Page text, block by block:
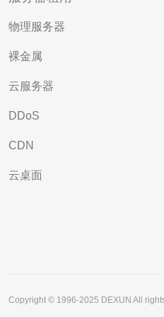
物理服务器
裸金属
云服务器
DDoS
CDN
云桌面
Copyright © 1996-2025 DEXUN All